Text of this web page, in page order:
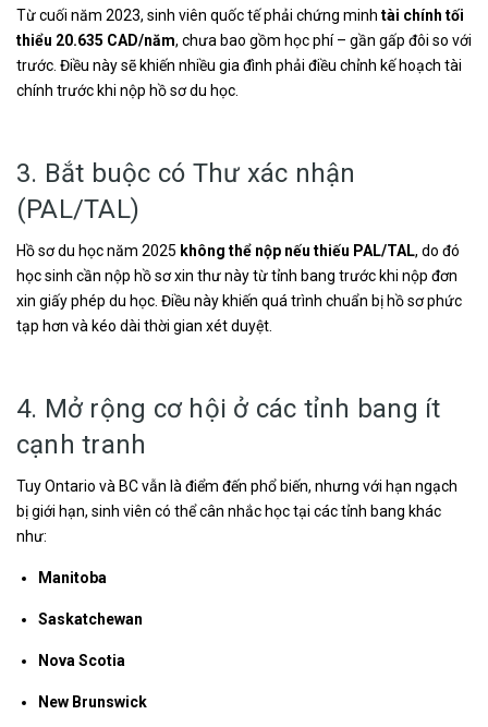
Từ cuối năm 2023, sinh viên quốc tế phải chứng minh tài chính tối
thiểu 20.635 CAD/năm, chưa bao gồm học phí – gần gấp đôi so với
trước. Điều này sẽ khiến nhiều gia đình phải điều chỉnh kế hoạch tài
chính trước khi nộp hồ sơ du học.
3. Bắt buộc có Thư xác nhận
(PAL/TAL)
Hồ sơ du học năm 2025 không thể nộp nếu thiếu PAL/TAL, do đó
học sinh cần nộp hồ sơ xin thư này từ tỉnh bang trước khi nộp đơn
xin giấy phép du học. Điều này khiến quá trình chuẩn bị hồ sơ phức
tạp hơn và kéo dài thời gian xét duyệt.
4. Mở rộng cơ hội ở các tỉnh bang ít
cạnh tranh
Tuy Ontario và BC vẫn là điểm đến phổ biến, nhưng với hạn ngạch
bị giới hạn, sinh viên có thể cân nhắc học tại các tỉnh bang khác
như:
Manitoba
Saskatchewan
Nova Scotia
New Brunswick